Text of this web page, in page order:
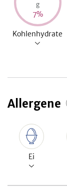
g
7%
Kohlenhydrate
Allergene
Ei